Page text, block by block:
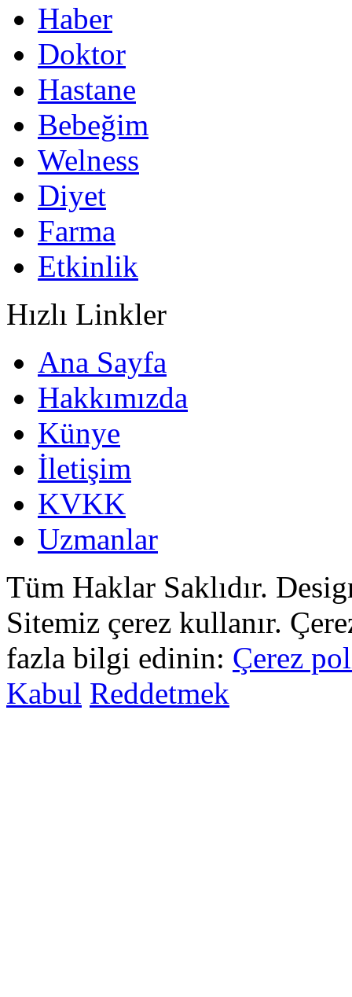
Haber
Doktor
Hastane
Bebeğim
Welness
Diyet
Farma
Etkinlik
Hızlı Linkler
Ana Sayfa
Hakkımızda
Künye
İletişim
KVKK
Uzmanlar
Tüm Haklar Saklıdır.
Sitemiz çerez kullanır.
fazla bilgi edinin: Çerez
Kabul Reddetmek